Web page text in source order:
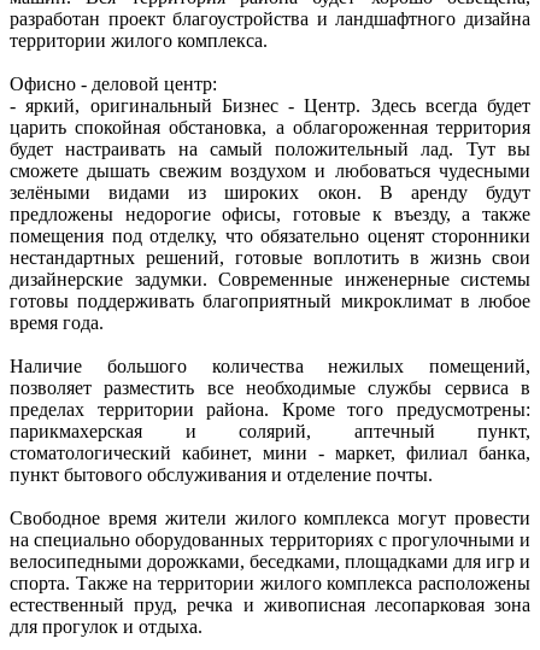
разработан проект благоустройства и ландшафтного дизайна
территории жилого комплекса.
Офисно - деловой центр:
- яркий, оригинальный Бизнес - Центр. Здесь всегда будет
царить спокойная обстановка, а облагороженная территория
будет настраивать на самый положительный лад. Тут вы
сможете дышать свежим воздухом и любоваться чудесными
зелёными видами из широких окон. В аренду будут
предложены недорогие офисы, готовые к въезду, а также
помещения под отделку, что обязательно оценят сторонники
нестандартных решений, готовые воплотить в жизнь свои
дизайнерские задумки. Современные инженерные системы
готовы поддерживать благоприятный микроклимат в любое
время года.
Наличие большого количества нежилых помещений,
позволяет разместить все необходимые службы сервиса в
пределах территории района. Кроме того предусмотрены:
парикмахерская и солярий, аптечный пункт,
стоматологический кабинет, мини - маркет, филиал банка,
пункт бытового обслуживания и отделение почты.
Свободное время жители жилого комплекса могут провести
на специально оборудованных территориях с прогулочными и
велосипедными дорожками, беседками, площадками для игр и
спорта. Также на территории жилого комплекса расположены
естественный пруд, речка и живописная лесопарковая зона
для прогулок и отдыха.